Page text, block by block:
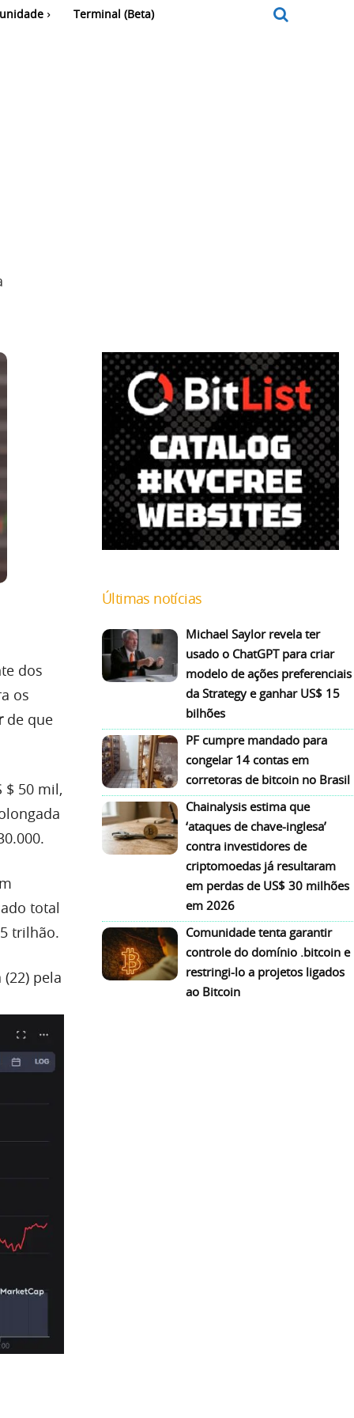
Terminal (Beta)
dos
os
de que
$ 50 mil,
total
trilhão.
pela
Últimas notícias
Michael Saylor revela ter
usado o ChatGPT para criar
modelo de ações preferenciais
da Strategy e ganhar US$ 15
bilhões
PF cumpre mandado para
congelar 14 contas em
corretoras de bitcoin no Brasil
Chainalysis estima que
‘ataques de chave-inglesa’
contra investidores de
criptomoedas já resultaram
em perdas de US$ 30 milhões
em 2026
Comunidade tenta garantir
controle do domínio .bitcoin e
restringi-lo a projetos ligados
ao Bitcoin